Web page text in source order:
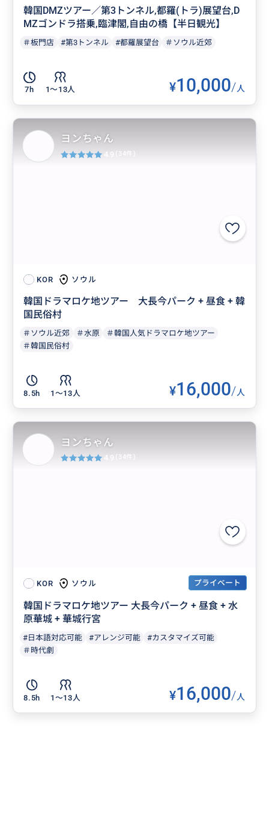
韓国DMZツアー／第3トンネル,都羅(トラ)展望台,D
MZゴンドラ搭乗,臨津閣,自由の橋【半日観光】
＃板門店 #第3トンネル #都羅展望台 ＃ソウル近郊
7h 1〜13人 ¥10,000/人
KOR ソウル
韓国ドラマロケ地ツアー 大長今パーク + 昼食 + 韓
国民俗村
＃ソウル近郊 ＃水原
＃韓国人気ドラマロケ地ツアー
＃韓国民俗村
8.5h 1〜13人 ¥16,000/人
ヨンちゃん
4.9 (34件)
KOR ソウル プライベート
韓国ドラマロケ地ツアー 大長今パーク + 昼食 + 水
原華城 + 華城行宮
#日本語対応可能 #アレンジ可能
#カスタマイズ可能
＃時代劇
8.5h 1〜13人 ¥16,000/人
ヨンちゃん
4.9 (34件)